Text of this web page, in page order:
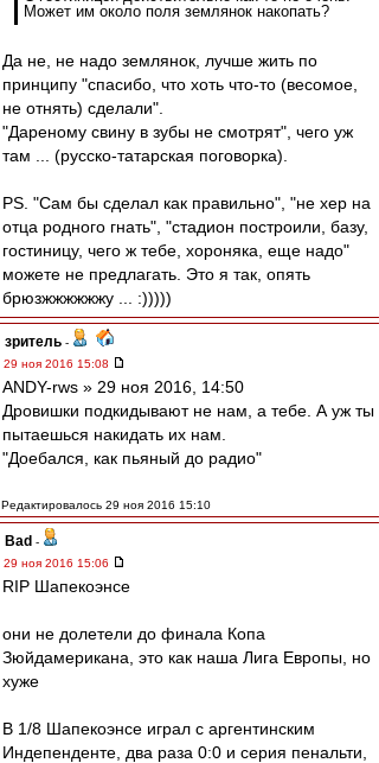
Может им около поля землянок накопать?
Да не, не надо землянок, лучше жить по
принципу "спасибо, что хоть что-то (весомое,
не отнять) сделали".
"Дареному свину в зубы не смотрят", чего уж
там ... (русско-татарская поговорка).
PS. "Сам бы сделал как правильно", "не хер на
отца родного гнать", "стадион построили, базу,
гостиницу, чего ж тебе, хороняка, еще надо"
можете не предлагать. Это я так, опять
брюзжжжжжжу ... :)))))
зpитель -
29 ноя 2016 15:08
ANDY-rws » 29 ноя 2016, 14:50
Дровишки подкидывают не нам, а тебе. А уж ты
пытаешься накидать их нам.
"Доебался, как пьяный до радио"
Редактировалось 29 ноя 2016 15:10
Bad -
29 ноя 2016 15:06
RIP Шапекоэнсе
они не долетели до финала Копа
Зюйдамерикана, это как наша Лига Европы, но
хуже
В 1/8 Шапекоэнсе играл с аргентинским
Индепенденте, два раза 0:0 и серия пенальти,